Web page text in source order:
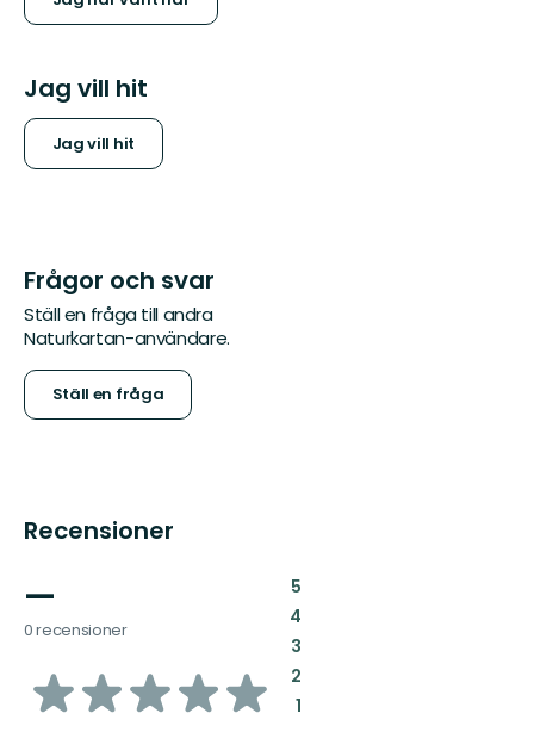
Jag vill hit
Jag vill hit
Frågor och svar
Ställ en fråga till andra
Naturkartan-användare.
Ställ en fråga
Recensioner
—
0 recensioner
av
5:
4:
3:
2:
1: